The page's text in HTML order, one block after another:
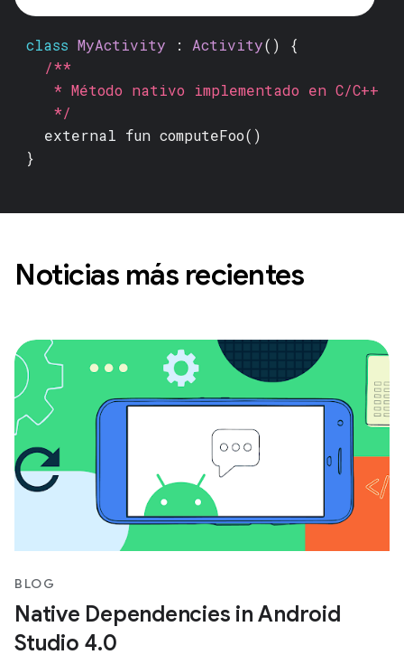
class MyActivity : Activity() {
/**
* Método nativo implementado en C/C++
*/
external funcomputeFoo()
}
Noticias más recientes
BLOG
Native Dependencies in Android
Studio 4.0